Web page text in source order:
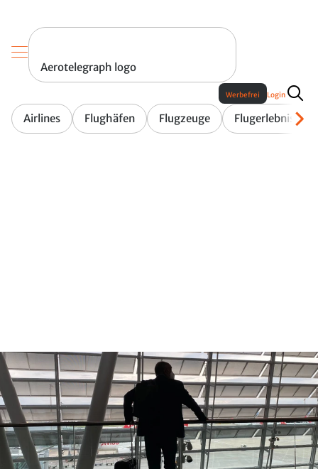
Aerotelegraph logo
Airlines Flughäfen Flugzeuge Flugerlebnis
Werbefrei Login